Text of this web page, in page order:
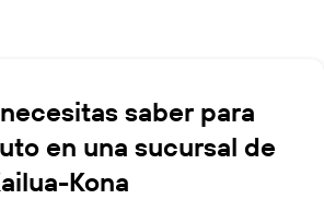
saber para
en una sucursal de
Kona